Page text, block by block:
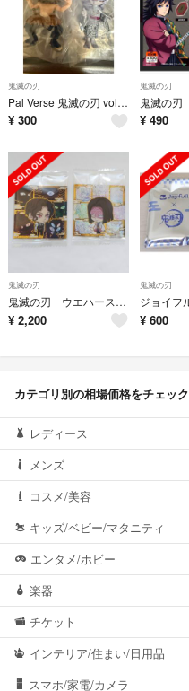
鬼滅の刃
Pal Verse 鬼滅の刃 vol.1 パルバース 嘴平伊之助 塁
¥ 300
鬼滅の刃
¥ 490
鬼滅の刃
鬼滅の刃 ウエハース 其ノ十五 シークレット 2枚
¥ 2,200
鬼滅の刃
¥ 600
カテゴリ別の相場価格をチェック
レディース
メンズ
コスメ/美容
キッズ/ベビー/マタニティ
エンタメ/ホビー
楽器
チケット
インテリア/住まい/日用品
スマホ/家電/カメラ